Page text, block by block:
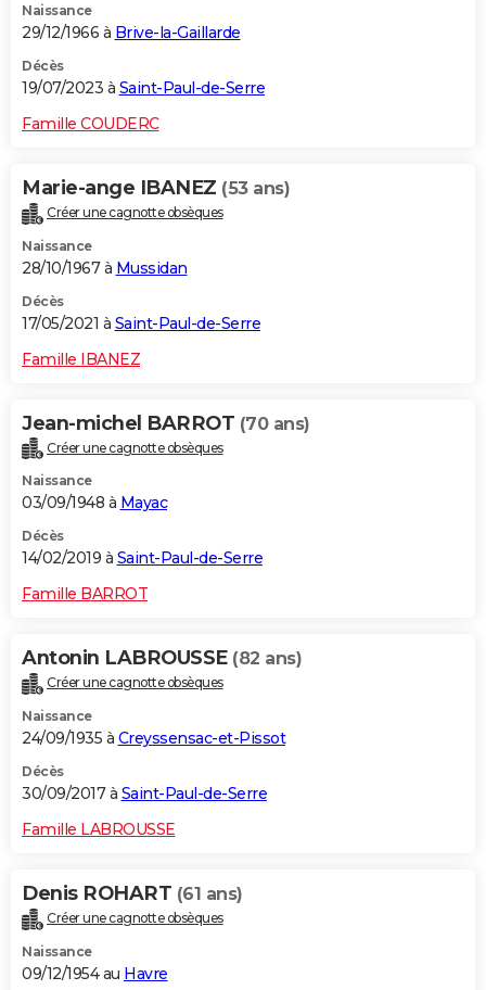
Naissance
29/12/1966 à Brive-la-Gaillarde
Décès
19/07/2023 à Saint-Paul-de-Serre
Famille COUDERC
Marie-ange IBANEZ (53 ans)
Créer une cagnotte obsèques
Naissance
28/10/1967 à Mussidan
Décès
17/05/2021 à Saint-Paul-de-Serre
Famille IBANEZ
Jean-michel BARROT (70 ans)
Créer une cagnotte obsèques
Naissance
03/09/1948 à Mayac
Décès
14/02/2019 à Saint-Paul-de-Serre
Famille BARROT
Antonin LABROUSSE (82 ans)
Créer une cagnotte obsèques
Naissance
24/09/1935 à Creyssensac-et-Pissot
Décès
30/09/2017 à Saint-Paul-de-Serre
Famille LABROUSSE
Denis ROHART (61 ans)
Créer une cagnotte obsèques
Naissance
09/12/1954 au Havre